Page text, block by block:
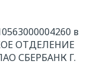
в
ОТДЕЛЕНИЕ
СБЕРБАНК Г.